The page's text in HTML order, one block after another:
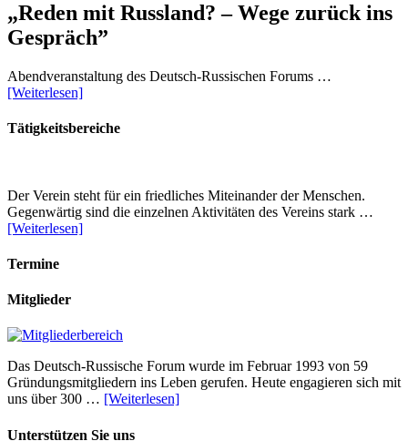
„Reden mit Russland? – Wege zurück ins
Gespräch”
Abendveranstaltung des Deutsch-Russischen Forums …
[Weiterlesen]
Tätigkeitsbereiche
Der Verein steht für ein friedliches Miteinander der Menschen.
Gegenwärtig sind die einzelnen Aktivitäten des Vereins stark …
[Weiterlesen]
Termine
Mitglieder
Das Deutsch-Russische Forum wurde im Februar 1993 von 59
Gründungsmitgliedern ins Leben gerufen. Heute engagieren sich mit
uns über 300 … [Weiterlesen]
Unterstützen Sie uns